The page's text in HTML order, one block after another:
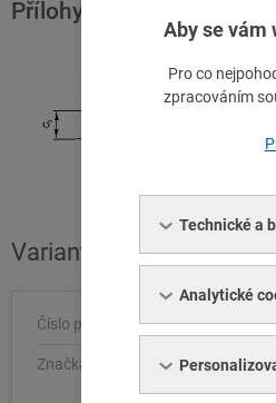
Přílohy
Varianty produktu
Číslo položky
Značka oceli / materiál
Aby se vám
Pro co
zpracováním
Technické a
Analytické